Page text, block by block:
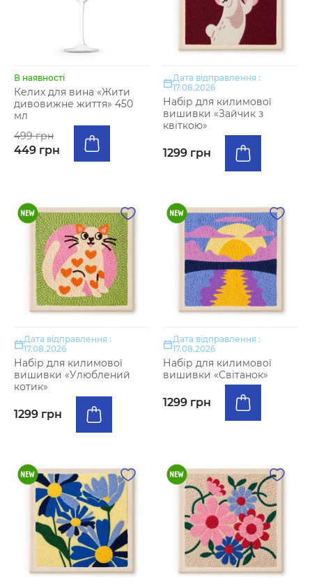
В наявності
Келих для вина «Жити
дивовижне життя» 450
мл
499 грн
449 грн
Дата відправлення :
17.08.2026
Набір для килимової
вишивки «Зайчик з
квіткою»
1299 грн
Дата відправлення :
17.08.2026
Набір для килимової
вишивки «Улюблений
котик»
1299 грн
Дата відправлення :
17.08.2026
Набір для килимової
вишивки «Світанок»
1299 грн